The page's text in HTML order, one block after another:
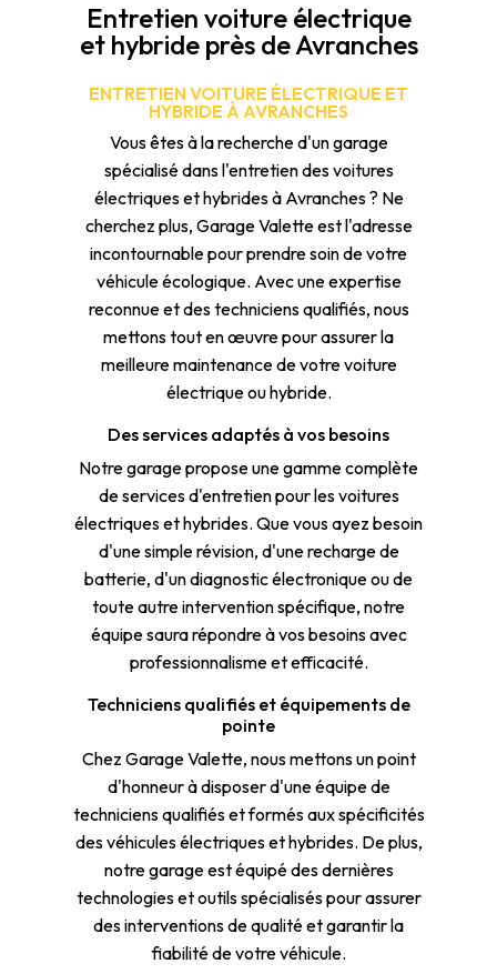
Entretien voiture électrique
et hybride près de Avranches
ENTRETIEN VOITURE ÉLECTRIQUE ET
HYBRIDE À AVRANCHES
Vous êtes à la recherche d'un garage
spécialisé dans l'entretien des voitures
électriques et hybrides à Avranches ? Ne
cherchez plus, Garage Valette est l'adresse
incontournable pour prendre soin de votre
véhicule écologique. Avec une expertise
reconnue et des techniciens qualifiés, nous
mettons tout en œuvre pour assurer la
meilleure maintenance de votre voiture
électrique ou hybride.
Des services adaptés à vos besoins
Notre garage propose une gamme complète
de services d'entretien pour les voitures
électriques et hybrides. Que vous ayez besoin
d'une simple révision, d'une recharge de
batterie, d'un diagnostic électronique ou de
toute autre intervention spécifique, notre
équipe saura répondre à vos besoins avec
professionnalisme et efficacité.
Techniciens qualifiés et équipements de
pointe
Chez Garage Valette, nous mettons un point
d'honneur à disposer d'une équipe de
techniciens qualifiés et formés aux spécificités
des véhicules électriques et hybrides. De plus,
notre garage est équipé des dernières
technologies et outils spécialisés pour assurer
des interventions de qualité et garantir la
fiabilité de votre véhicule.